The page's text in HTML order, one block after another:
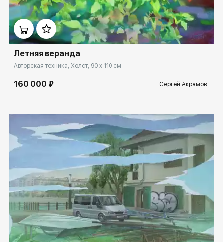
Домен: spb.rakovgallery.ru
Летняя веранда
Авторская техника, Холст, 90 x 110 см
160 000 ₽ Сергей Акрамов